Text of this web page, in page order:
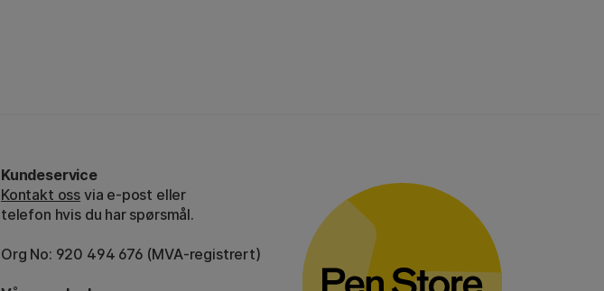
Kundeservice
Kontakt oss via e-post eller
telefon hvis du har spørsmål.
Org No: 920 494 676 (MVA-registrert)